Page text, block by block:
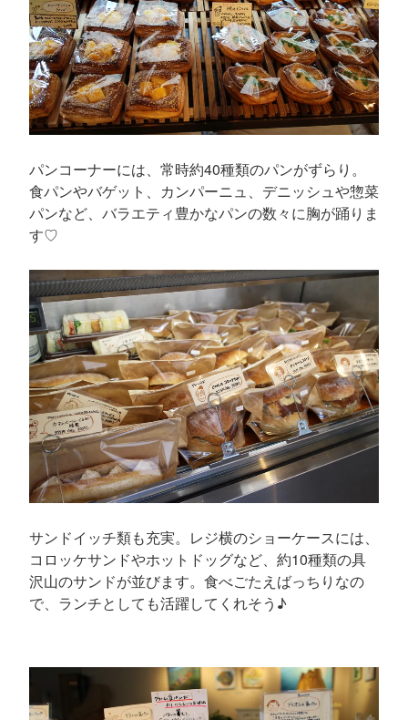
パンコーナーには、常時約40種類のパンがずらり。
食パンやバゲット、カンパーニュ、デニッシュや惣菜
パンなど、バラエティ豊かなパンの数々に胸が踊りま
す♡
サンドイッチ類も充実。レジ横のショーケースには、
コロッケサンドやホットドッグなど、約10種類の具
沢山のサンドが並びます。食べごたえばっちりなの
で、ランチとしても活躍してくれそう♪